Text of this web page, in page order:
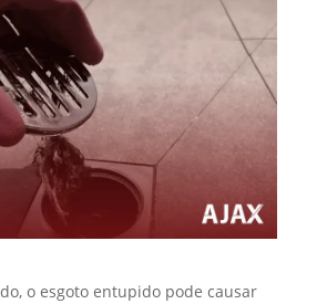
o esgoto entupido pode causar